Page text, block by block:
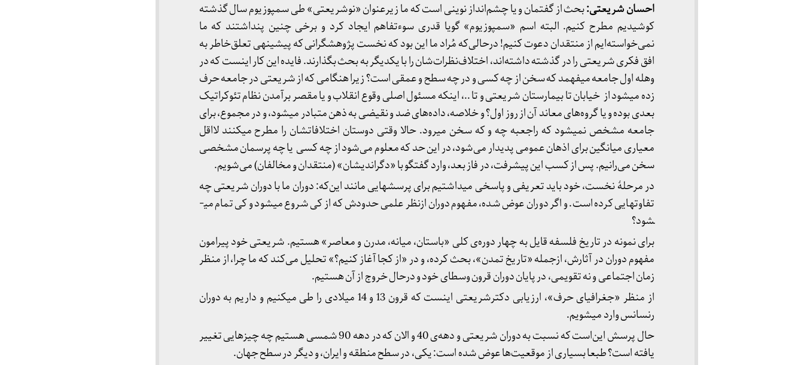
احسان شریعتی:بحث از گفتمان و یا چشم‌انداز نوینی است که ما زیرعنوان «نوشریعتی» طی سمپوزیوم سال گذشته
کوشیدیم مطرح کنیم. البته اسم «سمپوزیوم» گویا قدری سوءتفاهم ایجاد کرد و برخی چنین پنداشتند که ما
نمی‌خواسته‌ایم از منتقدان دعوت کنیم! درحالی‌که مُراد ما این بود که نخست پژوهشگرانی که پیشینه­ی تعلق‌خاطر به
افق فکری شریعتی را در گذشته داشته‌اند، اختلاف‌‌نظرات‌شان را با یکدیگر به بحث بگذارند. فایده این کار اینست که در
وهله اول جامعه می­فهمد که سخن از چه کسی و در چه سطح و عمقی است؟ زیرا هنگامی که از شریعتی در جامعه حرف
زده می­شود از خیابان تا بیمارستان شریعتی و تا ..، اینکه مسئول اصلی وقوع انقلاب و یا مقصر برآمدن نظام تئوکراتیک
بعدی بوده و یا گروه‌های معاند آن از روز اول؟ و خلاصه، داده‌های ضد و نقیضی به ذهن متبادر می­شود، و در مجموع، برای
جامعه مشخص نمی­شود که راجع­به چه و که سخن می­رود. حالا وقتی دوستان اختلافات­شان را مطرح می­کنند لااقل
معیاری میانگین برای اذهان عمومی پدیدار می‌شود، در این حد که معلوم می‌شود از چه کسی یا چه پرسمان مشخصی
سخن می‌رانیم. پس از کسب این پیشرفت، در فاز بعد، وارد گفتگو با «دگراندیشان» (منتقدان و مخالفان) می‌شویم.
در مرحلهٔ نخست، خود باید تعریفی و پاسخی می­داشتیم برای پرسشهایی مانند این‌که: دوران ما با دوران شریعتی چه
تفاوت­هایی کرده است. و اگر دوران عوض شده، مفهوم دوران ازنظر علمی حدودش که از کی شروع می­شود و کی تمام می­
شود؟
برای نمونه در تاریخ فلسفه قایل به چهار دوره‌ی کلی «باستان، میانه، مدرن و معاصر» هستیم. شریعتی خود پیرامون
مفهوم دوران در آثارش، ازجمله «تاریخ تمدن»، بحث کرده، و در «از کجا آغاز کنیم؟» تحلیل می‌کند که ما چرا، از منظر
زمان اجتماعی و نه تقویمی، در پایان دوران قرون وسطای خود و درحال خروج از آن هستیم.
از منظر «جغرافیای حرف»، ارزیابی دکترشریعتی اینست که قرون 13 و 14 میلادی را طی می­کنیم و داریم به دوران
رنسانس وارد می­شویم.
حال پرسش این‌است که نسبت به دوران شریعتی و دهه‌ی 40 و الان که در دهه 90 شمسی هستیم چه چیزهایی تغییر
یافته است؟ طبعا بسیاری از موقعیت‌ها عوض شده است: یکی، در سطح منطقه و ایران، و دیگر در سطح جهان.